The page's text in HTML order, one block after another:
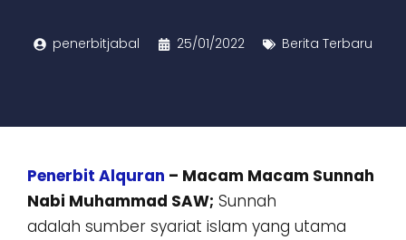
penerbitjabal 25/01/2022 Berita Terbaru
Penerbit Alquran – Macam Macam Sunnah
Nabi Muhammad SAW; Sunnah
adalah sumber syariat islam yang utama